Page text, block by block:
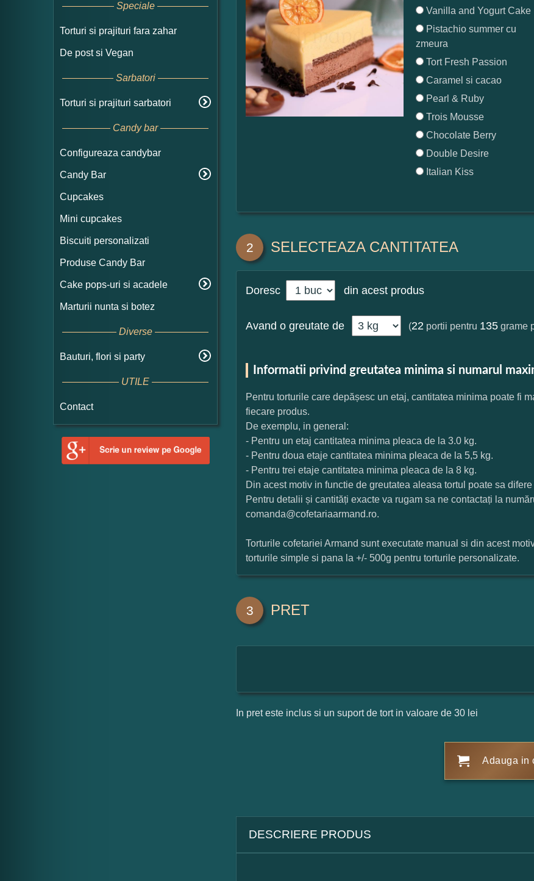
Speciale
Torturi si prajituri fara zahar
De post si Vegan
Sarbatori
Torturi si prajituri sarbatori
Candy bar
Configureaza candybar
Candy Bar
Cupcakes
Mini cupcakes
Biscuiti personalizati
Produse Candy Bar
Cake pops-uri si acadele
Marturii nunta si botez
Diverse
Bauturi, flori si party
UTILE
Contact
Vanilla and Yogurt Cake
Pistachio summer cu
zmeura
Tort Fresh Passion
Caramel si cacao
Pearl & Ruby
Trois Mousse
Chocolate Berry
Double Desire
Italian Kiss
2 SELECTEAZA CANTITATEA
Doresc din acest produs
Avand o greutate de (22 portii pentru 135 grame
Informatii privind greutatea minima si numarul
Pentru torturile care depășesc un etaj, cantitatea minima poate fi
fiecare produs.
De exemplu, in general:
- Pentru un etaj cantitatea minima pleaca de la 3.0 kg.
- Pentru doua etaje cantitatea minima pleaca de la 5,5 kg.
- Pentru trei etaje cantitatea minima pleaca de la 8 kg.
Din acest motiv in functie de greutatea aleasa tortul poate sa
Pentru detalii și cantități exacte va rugam sa ne contactați la
comanda@cofetariaarmand.ro.
Torturile cofetariei Armand sunt executate manual si din acest
torturile simple si pana la +/- 500g pentru torturile personalizate.
3 PRET
In pret este inclus si un suport de tort in valoare de 30 lei
Adauga in
DESCRIERE PRODUS